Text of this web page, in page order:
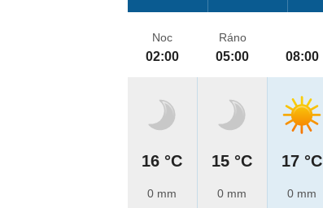
Noc
02:00
16 °C
0 mm
Ráno
05:00
15 °C
0 mm
08:00
17 °C
0 mm